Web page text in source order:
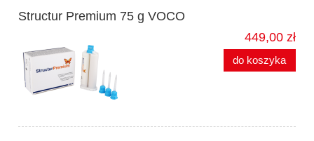
Structur Premium 75 g VOCO
449,00 zł
do koszyka